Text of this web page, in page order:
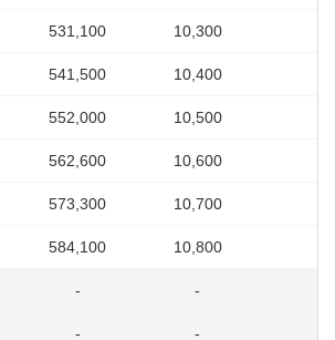
531,100 10,300
541,500 10,400
552,000 10,500
562,600 10,600
573,300 10,700
584,100 10,800
- -
- -